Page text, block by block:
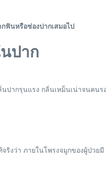
ฟันหรือช่องปากเสมอไป
ปาก
ากรุนแรง กลิ่นเหม็นเน่าจนคน
ริงว่า ภายในโพรงจมูกของผู้ป่วยมี